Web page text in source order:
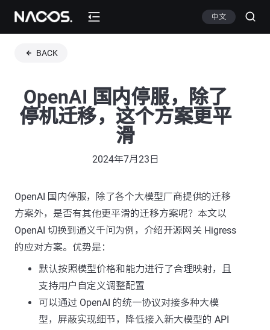
中文
BACK
OpenAI 国内停服，除了
停机迁移，这个方案更平
滑
2024年7月23日
OpenAI 国内停服，除了各个大模型厂商提供的迁移
方案外，是否有其他更平滑的迁移方案呢？本文以
OpenAI 切换到通义千问为例，介绍开源网关 Higress
的应对方案。优势是：
默认按照模型价格和能力进行了合理映射，且
支持用户自定义调整配置
可以通过 OpenAI 的统一协议对接多种大模
型，屏蔽实现细节，降低接入新大模型的 API